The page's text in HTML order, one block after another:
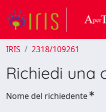
IRIS 2318/109261
Richiedi una
Nome del richiedente